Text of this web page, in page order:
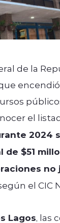
de la
el
2024
de $51
el CIC
Lagos, las